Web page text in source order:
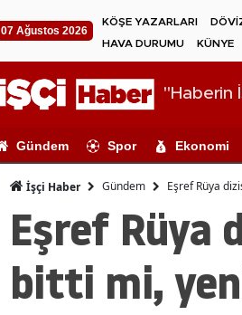
07 Ağustos 2026
KÖŞE YAZARLARI
HAVA DURUMU
KÜNYE
"Haberin
Gündem Spor Ekonomi
İşçi Haber Gündem Eşref Rüya
Eşref Rüya
bitti mi,